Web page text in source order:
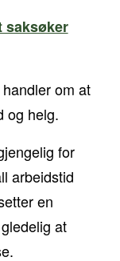
saksøker
om at
og helg.
for
arbeidstid
en
at